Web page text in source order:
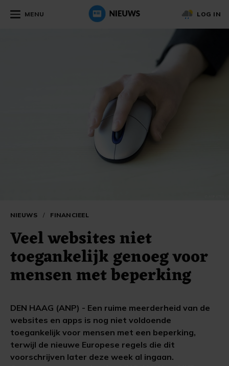
MENU LOG IN
NIEUWS / FINANCIEEL
Veel websites niet
toegankelijk genoeg voor
mensen met beperking
DEN HAAG (ANP) - Een ruime meerderheid van de
websites en apps is nog niet voldoende
toegankelijk voor mensen met een beperking,
terwijl de nieuwe Europese regels die dit
voorschrijven later deze week al ingaan.